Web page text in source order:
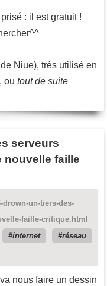
: il est gratuit !
Niue), très utilisé en
, ou tout de suite
serveurs
nouvelle faille
drown-un-tiers-des-
faille-critique.html
internet
réseau
nous faire un dessin